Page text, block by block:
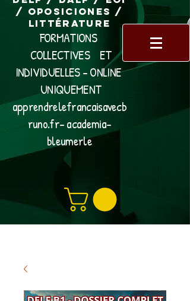
/ Oposiciones /
Littérature
FORMATIONS
COLLECTIVES ET
INDIVIDUELLES - ONLINE
UNIQUEMENT
apprendrelefrancaisavecb
runo.fr- academia-
bleumerle